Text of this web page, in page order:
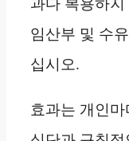
임산부 및 수
십시오.
효과는 개인